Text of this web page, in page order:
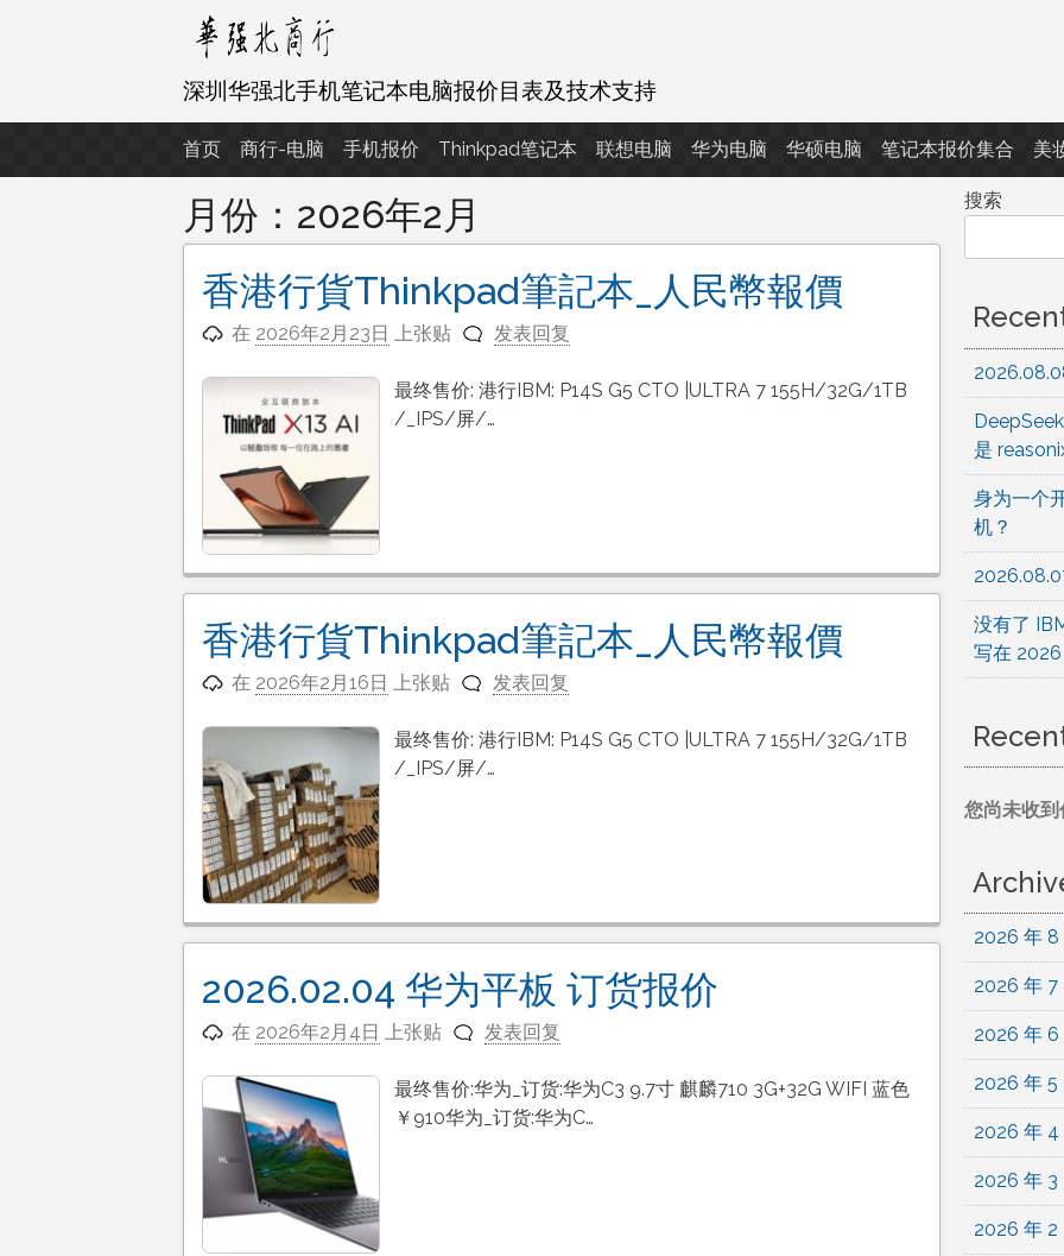
内
深圳华强北手机笔记本电脑报价目表及技术支持
首页 商行-电脑 手机报价 Thinkpad笔记本 联想电脑 华为电脑 华硕电脑 笔记本报价集合 美
月份： 2026年2月
香港行貨Thinkpad筆記本_人民幣報價
在 2026年2月23日 上张贴 发表回复
最终售价: 港行IBM: P14S G5 CTO |ULTRA 7 155H/32G/1TB
/_IPS/屏/…
香港行貨Thinkpad筆記本_人民幣報價
在 2026年2月16日 上张贴 发表回复
最终售价: 港行IBM: P14S G5 CTO |ULTRA 7 155H/32G/1TB
/_IPS/屏/…
2026.02.04 华为平板 订货报价
在 2026年2月4日 上张贴 发表回复
最终售价:华为_订货:华为C3 9.7寸 麒麟710 3G+32G WIFI 蓝色
￥910华为_订货:华为C…
搜索
是
身为一个
机？
没有了
写在 2026
您尚未收到
2026 年 8
2026 年 7
2026 年 6
2026 年 5
2026 年 4
2026 年 3
2026 年 2